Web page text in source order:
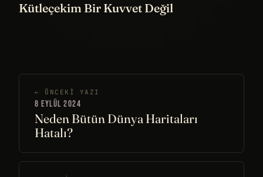
Kütleçekim Bir Kuvvet Değil
← ÖNCEKI YAZI
8 EYLÜL 2024
Neden Bütün Dünya Haritaları
Hatalı?